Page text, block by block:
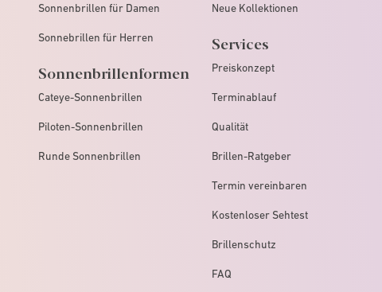
Sonnenbrillen für Damen
Sonnebrillen für Herren
Sonnenbrillenformen
Cateye-Sonnenbrillen
Piloten-Sonnenbrillen
Runde Sonnenbrillen
Neue Kollektionen
Services
Preiskonzept
Terminablauf
Qualität
Brillen-Ratgeber
Termin vereinbaren
Kostenloser Sehtest
Brillenschutz
FAQ